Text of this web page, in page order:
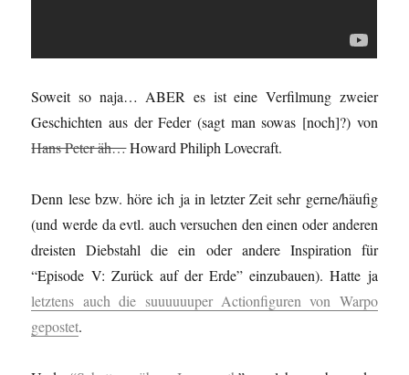
Soweit so naja… ABER es ist eine Verfilmung zweier
Geschichten aus der Feder (sagt man sowas [noch]?) von
Hans Peter äh…Howard Philiph Lovecraft.
Denn lese bzw. höre ich ja in letzter Zeit sehr gerne/häufig
(und werde da evtl. auch versuchen den einen oder anderen
dreisten Diebstahl die ein oder andere Inspiration für
“Episode V: Zurück auf der Erde” einzubauen). Hatte ja
letztens auch die suuuuuuper Actionfiguren von Warpo
gepostet.